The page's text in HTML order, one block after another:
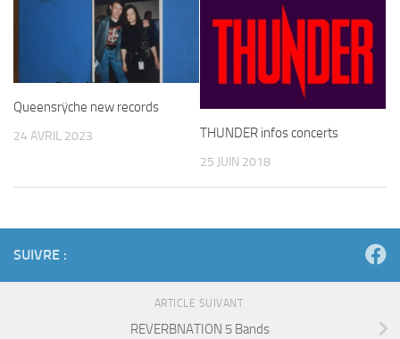
Queensrÿche new records
24 AVRIL 2023 THUNDER infos concerts
25 JUIN 2018
SUIVRE :
ARTICLE SUIVANT
REVERBNATION 5 Bands